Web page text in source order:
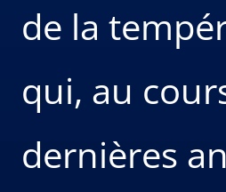
de la
qui, au
dernières